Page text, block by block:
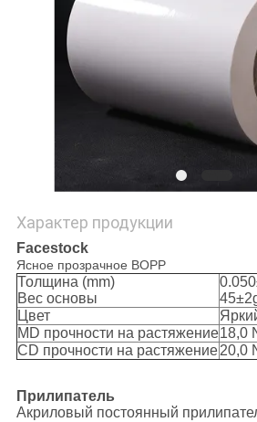
КАРТА
САЙТА
Характер продукции
Facestock
Ясное прозрачное BOPP
Толщина (mm)
Вес основы
Цвет
MD прочности на растяжение18,0
CD прочности на растяжение20,0
Прилипатель
Акриловый постоянный